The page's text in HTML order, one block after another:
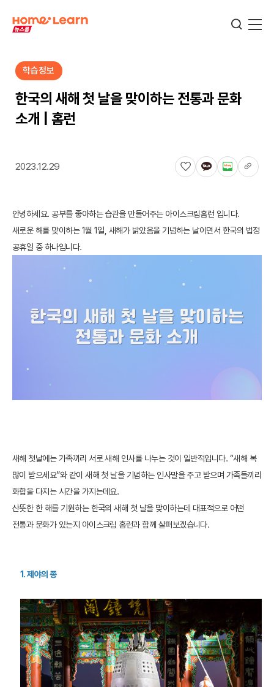
기업뉴스
서비스뉴스
교육정보
학습정보
학습정보
한국의 새해 첫 날을 맞이하는 전통과 문화
소개 | 홈런
2023.12.29
안녕하세요. 공부를 좋아하는 습관을 만들어주는 아이스크림홈런 입니다.
새로운 해를 맞이하는 1월 1일, 새해가 밝았음을 기념하는 날이면서 한국의 법정
공휴일 중 하나입니다.
새해 첫날에는 가족끼리 서로 새해 인사를 나누는 것이 일반적입니다. “새해 복
많이 받으세요”와 같이 새해 첫 날을 기념하는 인사말을 주고 받으며 가족들끼리
화합을 다지는 시간을 가지는데요.
산뜻한 한 해를 기원하는 한국의 새해 첫 날을 맞이하는데 대표적으로 어떤
전통과 문화가 있는지 아이스크림 홈런과 함께 살펴보겠습니다.
1. 제야의 종